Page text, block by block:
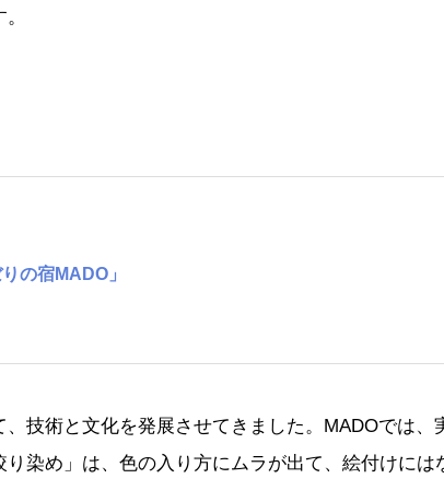
の宿MADO」
技術と文化を発展させてきました。MADOでは、
染め」は、色の入り方にムラが出て、絵付けには